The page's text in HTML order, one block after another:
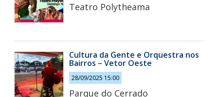
Teatro Polytheama
Cultura da Gente e Orquestra nos
Bairros – Vetor Oeste
28/09/2025 15:00
Parque do Cerrado